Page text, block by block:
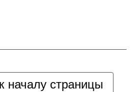
началу страницы